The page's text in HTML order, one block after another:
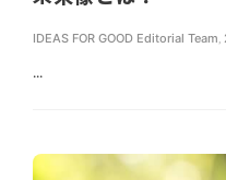
IDEAS FOR GOOD Editorial Team
...